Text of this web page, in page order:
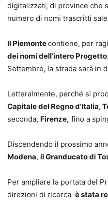
digitalizzati, di province che
numero di nomi trascritti
Il Piemontecontiene, per
dei nomi dell’intero
Settembre, la strada sarà in
Letteralmente, perché si
Capitale del Regno d’Italia,
seconda, Firenze, fino a
Discendendo il prossimo
Modena, il Granducato di
Per ampliare la portata del
direzioni di ricerca è stata